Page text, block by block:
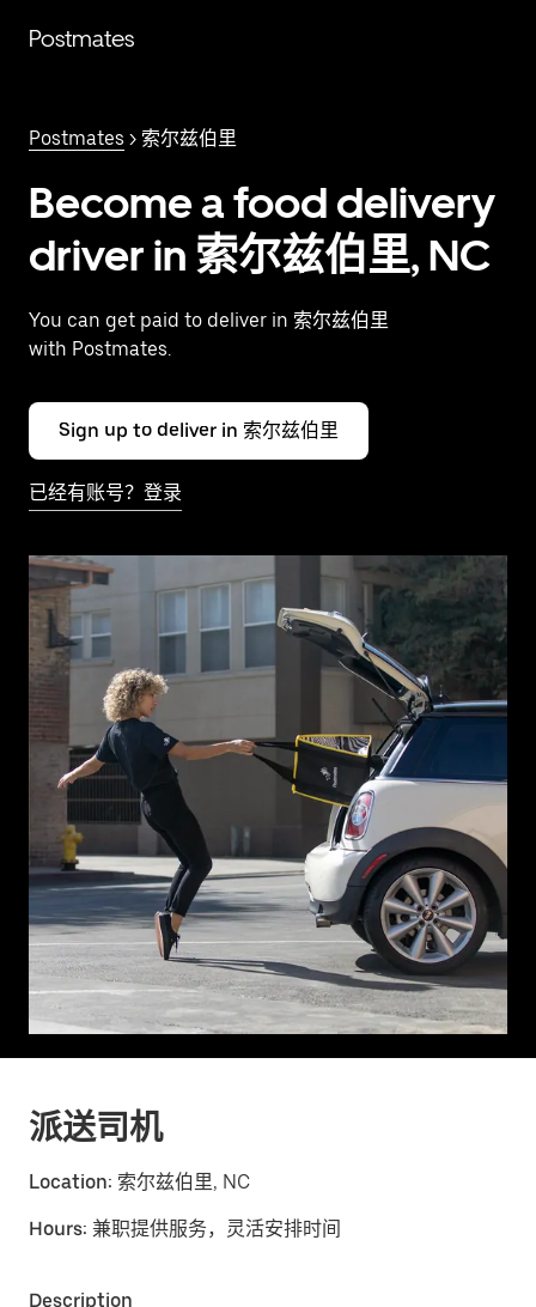
Postmates
Postmates > 索尔兹伯里
Become a food delivery
driver in 索尔兹伯里, NC
You can get paid to deliver in 索尔兹伯里
with Postmates.
Sign up to deliver in 索尔兹伯里
已经有账号？登录
派送司机
Location: 索尔兹伯里, NC
Hours: 兼职提供服务，灵活安排时间
Description